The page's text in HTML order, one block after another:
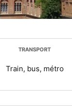
TRANSPORT
Train, bus, métro